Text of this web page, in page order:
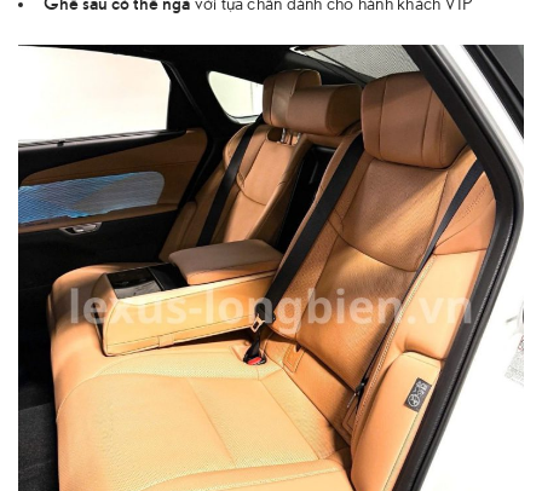
với tựa chân dành cho hành khách VIP